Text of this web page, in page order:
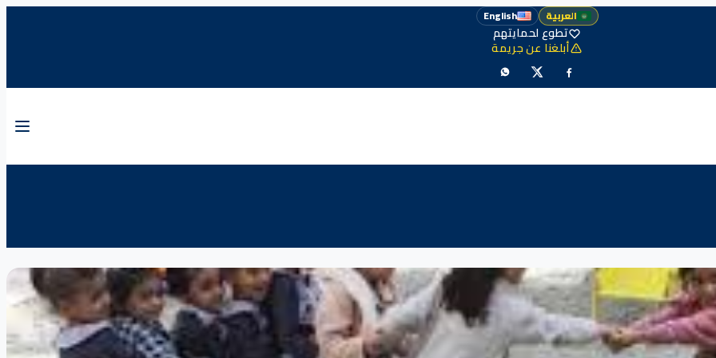
العربية English
تطوع لحمايتهم
أبلغنا عن جريمة